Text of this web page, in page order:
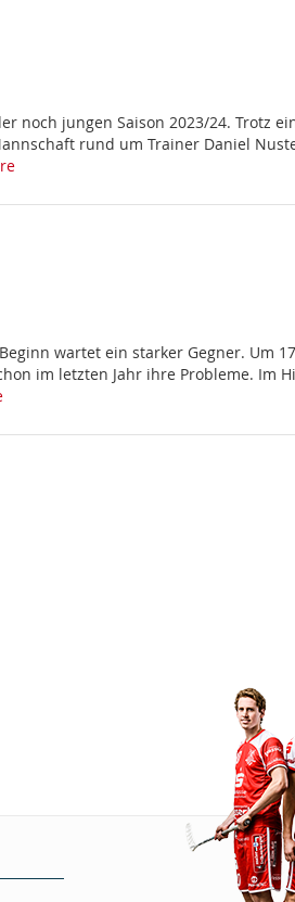
noch jungen Saison 2023/24. Trotz
rund um Trainer Daniel
wartet ein starker Gegner. Um
im letzten Jahr ihre Probleme. Im